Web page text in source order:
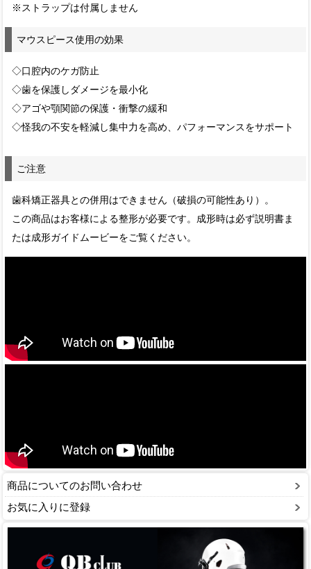
※ストラップは付属しません
マウスピース使用の効果
◇口腔内のケガ防止
◇歯を保護しダメージを最小化
◇アゴや顎関節の保護・衝撃の緩和
◇怪我の不安を軽減し集中力を高め、パフォーマンスをサポート
ご注意
歯科矯正器具との併用はできません（破損の可能性あり）。
この商品はお客様による整形が必要です。成形時は必ず説明書ま
たは成形ガイドムービーをご覧ください。
商品についてのお問い合わせ
お気に入りに登録